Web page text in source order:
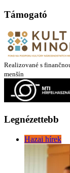
Támogató
Realizované s
menšín
Legnézettebb
Hazai hírek